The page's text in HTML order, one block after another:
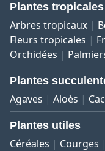
Plantes tropicales
Arbres tropicaux
Fleurs tropicales
Orchidées
Plantes
Agaves Aloès
Plantes utiles
Céréales Courges